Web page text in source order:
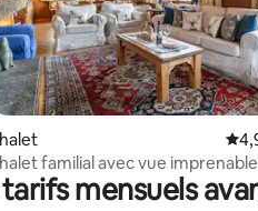
sur 5
sur la base de 23
familial avec vue
mensuels